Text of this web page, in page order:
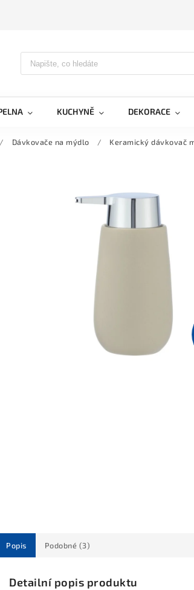
KUCHYNĚ DEKORACE
/ Dávkovače na mýdlo / Keramický dávkovač
Popis Podobné (3)
Detailní popis produktu